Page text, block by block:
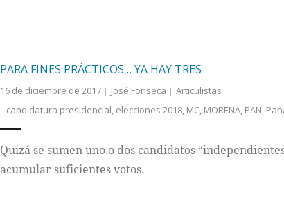
PARA FINES PRÁCTICOS… YA HAY TRES
16 de diciembre de 2017 José Fonseca
Articulistas
candidatura presidencial, elecciones 2018, MC, MORENA, PAN,
Quizá se sumen uno o dos candidatos
acumular suficientes votos.